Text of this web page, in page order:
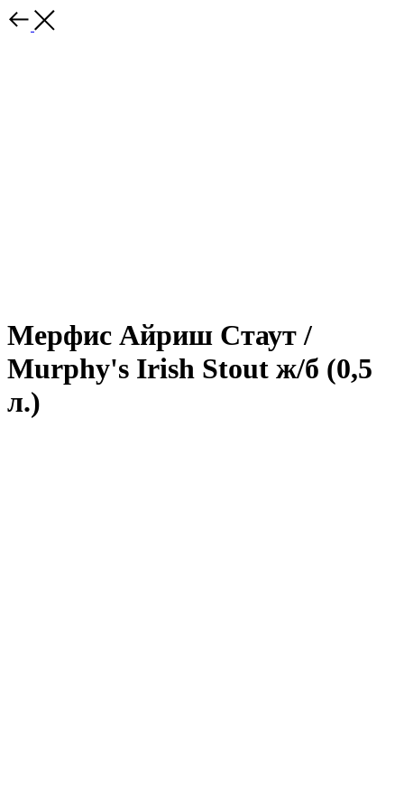
Мерфис Айриш Стаут /
Murphy's Irish Stout ж/б (0,5
л.)